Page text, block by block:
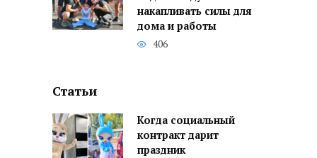
накапливать силы для
дома и работы
406
Статьи
Когда социальный
контракт дарит
праздник